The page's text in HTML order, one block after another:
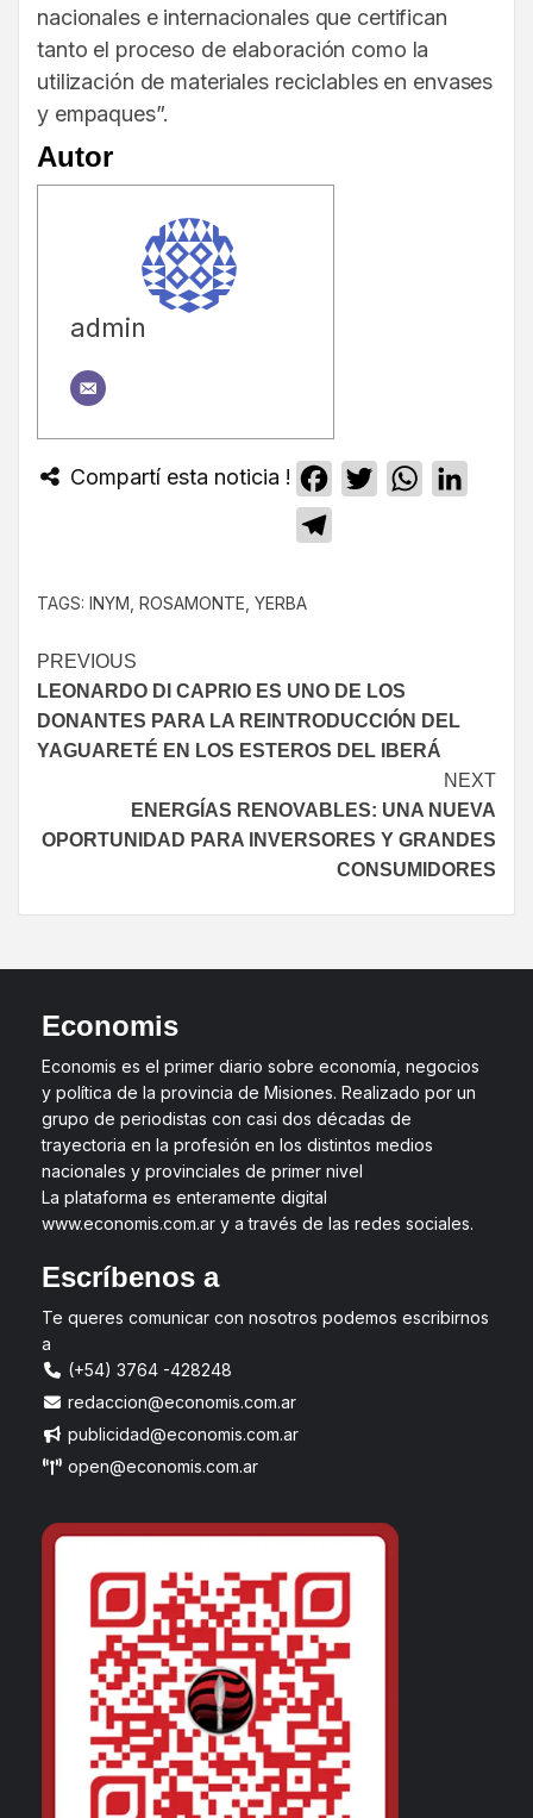
nacionales e internacionales que certifican
tanto el proceso de elaboración como la
utilización de materiales reciclables en envases
y empaques”.
Autor
admin
Compartí esta noticia ! Facebook
TwitterWhatsApp
TAGS: INYM ROSAMONTE YERBA
PREVIOUS
LEONARDO DI CAPRIO ES UNO DE LOS
DONANTES PARA LA REINTRODUCCIÓN DEL
YAGUARETÉ EN LOS ESTEROS DEL IBERÁ
NEXT
ENERGÍAS RENOVABLES: UNA NUEVA
OPORTUNIDAD PARA INVERSORES Y GRANDES
CONSUMIDORES
Economis
Economis es el primer diario sobre economía, negocios
y política de la provincia de Misiones. Realizado por un
grupo de periodistas con casi dos décadas de
trayectoria en la profesión en los distintos medios
nacionales y provinciales de primer nivel
La plataforma es enteramente digital
www.economis.com.ar y a través de las redes sociales.
Escríbenos a
Te queres comunicar con nosotros podemos escribirnos
a
(+54) 3764 -428248
redaccion@economis.com.ar
publicidad@economis.com.ar
open@economis.com.ar